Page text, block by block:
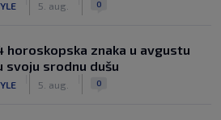
5. aug. 0
horoskopska znaka u avgustu
svoju srodnu dušu
5. aug. 0